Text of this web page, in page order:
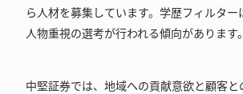
ら人材を募集しています。学歴フィルター
人物重視の選考が行われる傾向があります。
中堅証券では、地域への貢献意欲と顧客